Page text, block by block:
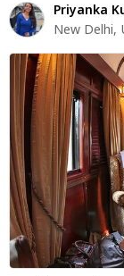
शेयर
बाज़ार
ट्रेंडिंग
बिजनेस
न्यूज
वीडियो
म्यूचुअल
फंड
Priyanka
New Delhi,